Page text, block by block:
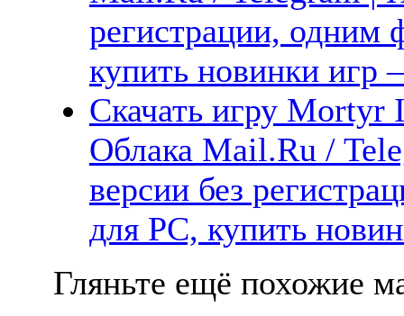
регистрации, одним
купить новинки
Скачать игру
Облака Mail.Ru /
версии без
для PC, купить
Гляньте ещё похожие